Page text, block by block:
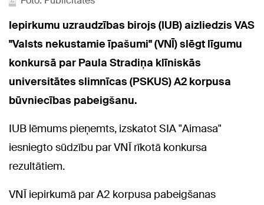
Iepirkumu uzraudzības birojs (IUB) aizliedzis VAS
"Valsts nekustamie īpašumi" (VNĪ) slēgt līgumu
konkursā par Paula Stradiņa klīniskās
universitātes slimnīcas (PSKUS) A2 korpusa
būvniecības pabeigšanu.
IUB lēmums pieņemts, izskatot SIA "Aimasa"
iesniegto sūdzību par VNĪ rīkotā konkursa
rezultātiem.
VNĪ iepirkumā par A2 korpusa pabeigšanas